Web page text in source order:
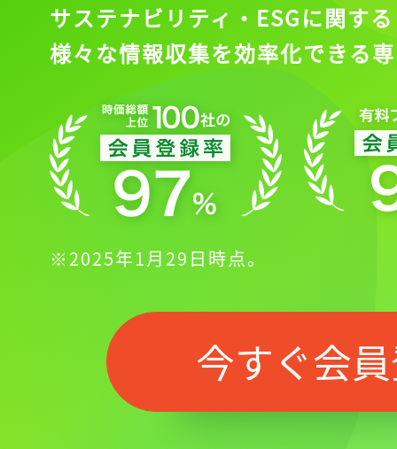
サステナビリティ・ESGに関する
様々な情報収集を効率化できる
※2025年1月29日時点。
今すぐ会